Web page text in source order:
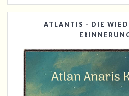
ATLANTIS – DIE